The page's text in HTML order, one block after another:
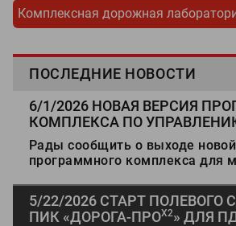
ПОСЛЕДНИЕ НОВОСТИ
6/1/2026 НОВАЯ ВЕРСИЯ
КОМПЛЕКСА ПО
АВТОМОБИЛЬНЫХ ДОРОГ И
ИСКУССТВЕННЫХ
ПРО» (№144)
Рады сообщить о выходе
программного комплекса для
искусственных сооружений
№144).
5/22/2026 СТАРТ ПОЛЕВОГО
ПИК «ДОРОГА-ПРОX2» ДЛЯ
Комплексная дорожная